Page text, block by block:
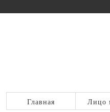
Главная Лицо